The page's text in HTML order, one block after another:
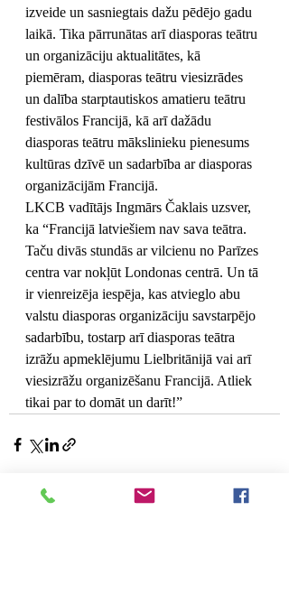
izveide un sasniegtais dažu pēdējo gadu
laikā. Tika pārrunātas arī diasporas teātru
un organizāciju aktualitātes, kā
piemēram, diasporas teātru viesizrādes
un dalība starptautiskos amatieru teātru
festivālos Francijā, kā arī dažādu
diasporas teātru mākslinieku pienesums
kultūras dzīvē un sadarbība ar diasporas
organizācijām Francijā.
LKCB vadītājs Ingmārs Čaklais uzsver,
ka “Francijā latviešiem nav sava teātra.
Taču divās stundās ar vilcienu no Parīzes
centra var nokļūt Londonas centrā. Un tā
ir vienreizēja iespēja, kas atvieglo abu
valstu diasporas organizāciju savstarpējo
sadarbību, tostarp arī diasporas teātra
izrāžu apmeklējumu Lielbritānijā vai arī
viesizrāžu organizēšanu Francijā. Atliek
tikai par to domāt un darīt!”